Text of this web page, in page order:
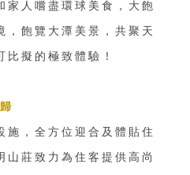
家人嚐盡環球美食，大飽
，飽覽大潭美景，共聚天
擬的極致體驗！
施，全方位迎合及體貼住
山莊致力為住客提供高尚